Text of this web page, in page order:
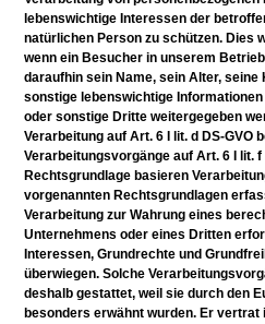
lebenswichtige Interessen der
natürlichen Person zu schützen. Dies
wenn ein Besucher in unserem
daraufhin sein Name, sein Alter,
sonstige lebenswichtige
oder sonstige Dritte weitergegeben
Verarbeitung auf Art. 6 I lit. d DS-GVO
Verarbeitungsvorgänge auf Art. 6 I lit.
Rechtsgrundlage basieren
vorgenannten Rechtsgrundlagen
Verarbeitung zur Wahrung eines
Unternehmens oder eines Dritten
Interessen, Grundrechte und
überwiegen. Solche
deshalb gestattet, weil sie durch den
besonders erwähnt wurden. Er